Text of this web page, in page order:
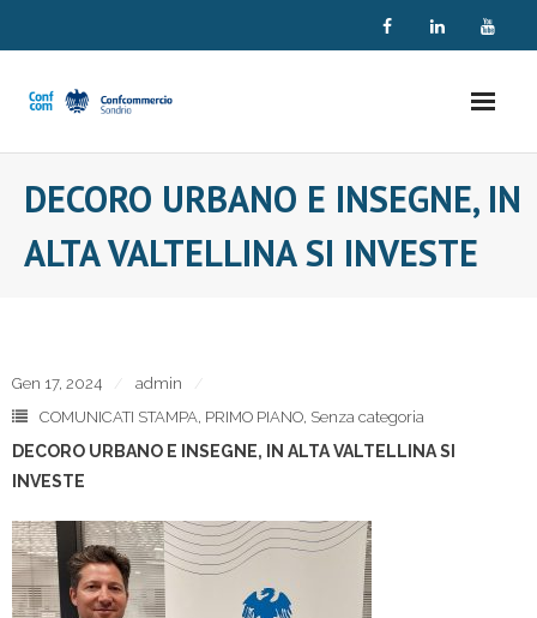
DECORO URBANO E INSEGNE, IN
ALTA VALTELLINA SI INVESTE
Gen 17, 2024
admin
COMUNICATI STAMPA, PRIMO PIANO, Senza categoria
DECORO URBANO E INSEGNE, IN ALTA VALTELLINA SI
INVESTE